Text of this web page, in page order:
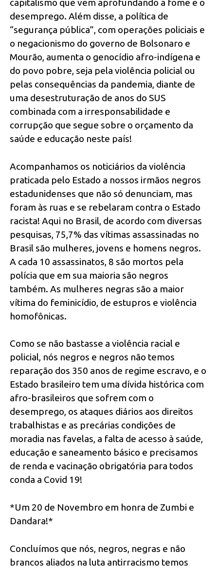
capitalismo que vem aprofundando a fome e o
desemprego. Além disse, a política de
“segurança pública”, com operações policiais e
o negacionismo do governo de Bolsonaro e
Mourão, aumenta o genocídio afro-indígena e
do povo pobre, seja pela violência policial ou
pelas consequências da pandemia, diante de
uma desestruturação de anos do SUS
combinada com a irresponsabilidade e
corrupção que segue sobre o orçamento da
saúde e educação neste país!
Acompanhamos os noticiários da violência
praticada pelo Estado a nossos irmãos negros
estadunidenses que não só denunciam, mas
foram às ruas e se rebelaram contra o Estado
racista! Aqui no Brasil, de acordo com diversas
pesquisas, 75,7% das vítimas assassinadas no
Brasil são mulheres, jovens e homens negros.
A cada 10 assassinatos, 8 são mortos pela
polícia que em sua maioria são negros
também. As mulheres negras são a maior
vítima do feminicídio, de estupros e violência
homofônicas.
Como se não bastasse a violência racial e
policial, nós negros e negros não temos
reparação dos 350 anos de regime escravo, e o
Estado brasileiro tem uma dívida histórica com
afro-brasileiros que sofrem com o
desemprego, os ataques diários aos direitos
trabalhistas e as precárias condições de
moradia nas favelas, a falta de acesso à saúde,
educação e saneamento básico e precisamos
de renda e vacinação obrigatória para todos
conda a Covid 19!
*Um 20 de Novembro em honra de Zumbi e
Dandara!*
Concluímos que nós, negros, negras e não
brancos aliados na luta antirracismo temos